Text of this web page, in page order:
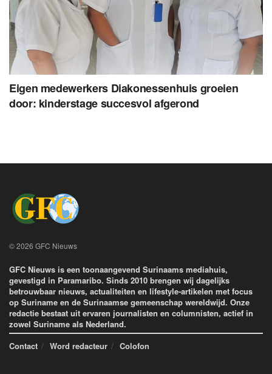
Eigen medewerkers Diakonessenhuis groeien
door: kinderstage succesvol afgerond
© 2026 GFC Nieuws
GFC Nieuws is een toonaangevend Surinaams mediahuis,
gevestigd in Paramaribo. Sinds 2010 brengen wij dagelijks
betrouwbaar nieuws, actualiteiten en lifestyle-artikelen met focus
op Suriname en de Surinaamse gemeenschap wereldwijd. Onze
redactie bestaat uit ervaren journalisten en columnisten, actief in
zowel Suriname als Nederland.
Contact
Word redacteur Colofon